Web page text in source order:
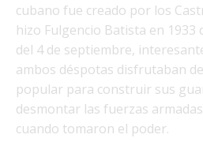
cubano fue creado por los
hizo Fulgencio Batista en 1933
del 4 de septiembre,
ambos déspotas disfrutaban
popular para construir sus
desmontar las fuerzas
cuando tomaron el poder.